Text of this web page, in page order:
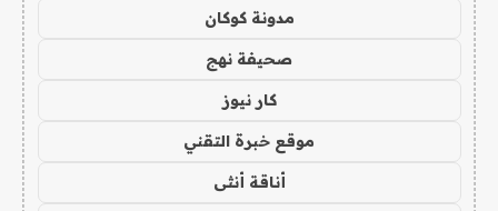
مدونة كوكان
صحيفة نهج
كار نيوز
موقع خبرة التقني
أناقة أنثى